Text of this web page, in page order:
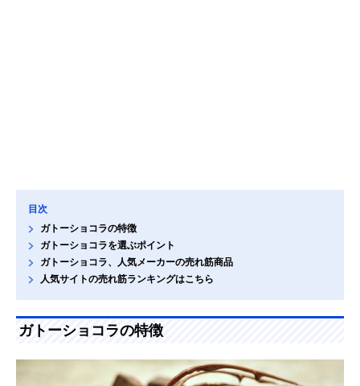
目次
ガトーショコラの特徴
ガトーショコラを選ぶポイント
ガトーショコラ、人気メーカーの売れ筋商品
人気サイトの売れ筋ランキングはこちら
ガトーショコラの特徴